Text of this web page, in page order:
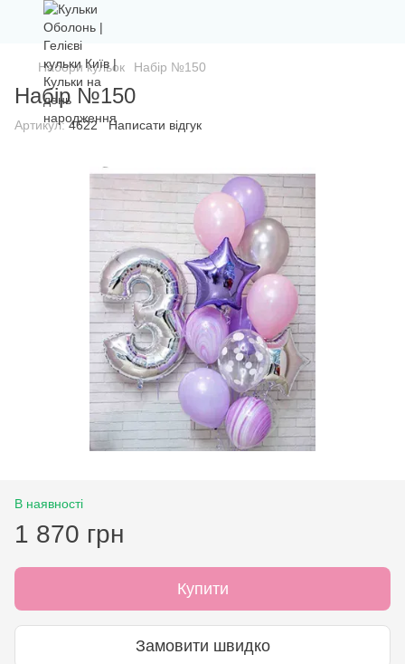
Набори кульок Набір №150
Набір №150
Артикул:4622 Написати відгук
В наявності
1 870 грн
Купити
Замовити швидко